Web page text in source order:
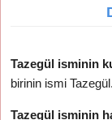
Tazegül isminin
birinin ismi Tazegül.
Tazegül isminin